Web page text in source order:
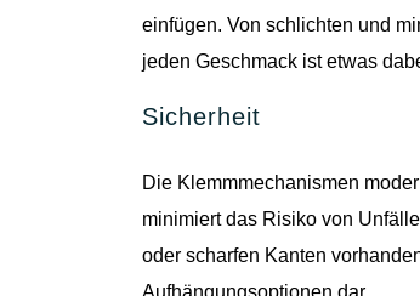
einfügen. Von schlichten und
jeden Geschmack ist etwas
Sicherheit
Die Klemmmechanismen
minimiert das Risiko von
oder scharfen Kanten